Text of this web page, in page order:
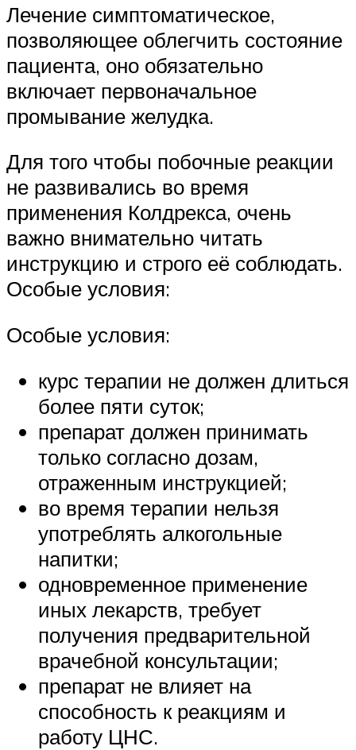
Лечение симптоматическое,
позволяющее облегчить состояние
пациента, оно обязательно
включает первоначальное
промывание желудка.
Для того чтобы побочные реакции
не развивались во время
применения Колдрекса, очень
важно внимательно читать
инструкцию и строго её соблюдать.
Особые условия:
Особые условия:
курс терапии не должен длиться
более пяти суток;
препарат должен принимать
только согласно дозам,
отраженным инструкцией;
во время терапии нельзя
употреблять алкогольные
напитки;
одновременное применение
иных лекарств, требует
получения предварительной
врачебной консультации;
препарат не влияет на
способность к реакциям и
работу ЦНС.